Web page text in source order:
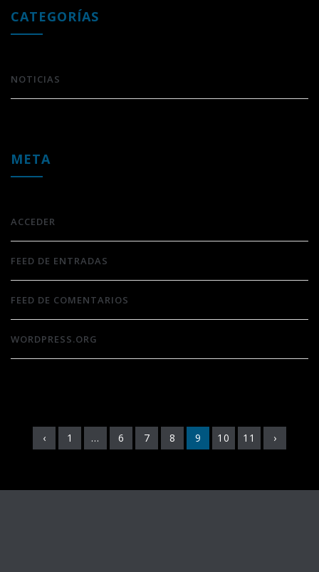
CATEGORÍAS
NOTICIAS
META
ACCEDER
FEED DE ENTRADAS
FEED DE COMENTARIOS
WORDPRESS.ORG
‹ 1 ... 6 7 8 9 10 11 ›